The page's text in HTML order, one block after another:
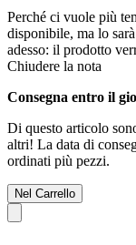
Perché ci vuole più
disponibile, ma lo
adesso: il prodotto
Chiudere la nota
Consegna entro il
Di questo articolo
altri! La data di
ordinati più pezzi.
Nel Carrello